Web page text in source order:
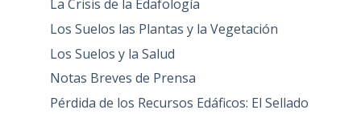
La Crisis de la Edafología
Los Suelos las Plantas y la Vegetación
Los Suelos y la Salud
Notas Breves de Prensa
Pérdida de los Recursos Edáficos: El Sellado